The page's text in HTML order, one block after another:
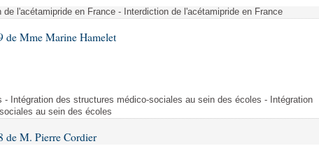
de l'acétamipride en France - Interdiction de l'acétamipride en France
de Mme Marine Hamelet
- Intégration des structures médico-sociales au sein des écoles - Intégration
au sein des écoles
de M. Pierre Cordier